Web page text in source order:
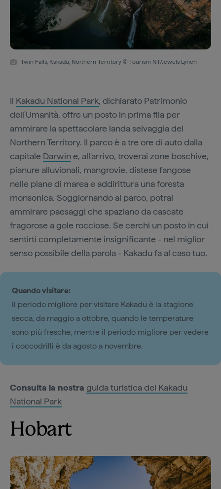
Twin Falls, Kakadu, Northern Territory © Tourism NT/Jewels Lynch
Il Kakadu National Park, dichiarato Patrimonio
dell'Umanità, offre un posto in prima fila per
ammirare la spettacolare landa selvaggia del
Northern Territory. Il parco è a tre ore di auto dalla
capitale Darwine, all'arrivo, troverai zone boschive,
pianure alluvionali, mangrovie, distese fangose
nelle piane di marea e addirittura una foresta
monsonica. Soggiornando al parco, potrai
ammirare paesaggi che spaziano da cascate
fragorose a gole rocciose. Se cerchi un posto in cui
sentirti completamente insignificante - nel miglior
senso possibile della parola - Kakadu fa al caso tuo.
Quando visitare:
Il periodo migliore per visitare Kakadu è la stagione
secca, da maggio a ottobre, quando le temperature
sono più fresche, mentre il periodo migliore per vedere
i coccodrilli è da agosto a novembre.
Consulta la nostra guida turistica del Kakadu
National Park
Hobart